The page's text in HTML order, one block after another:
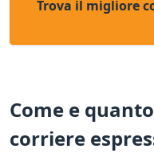
Trova il migliore
Come e
corriere